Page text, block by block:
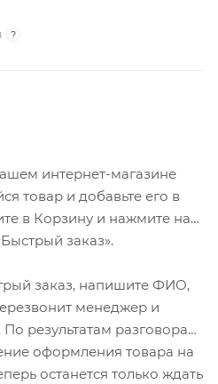
?
интернет-магазине
товар и добавьте его в
в Корзину и нажмите на
заказ».
заказ, напишите ФИО,
менеджер и
По результатам разговора
оформления товара на
останется только ждать